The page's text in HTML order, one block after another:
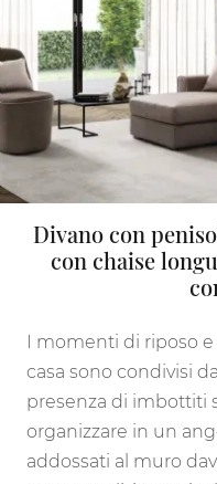
Divano con
con chaise
I momenti di riposo
casa sono condivisi
presenza di imbottiti
organizzare in un
addossati al muro